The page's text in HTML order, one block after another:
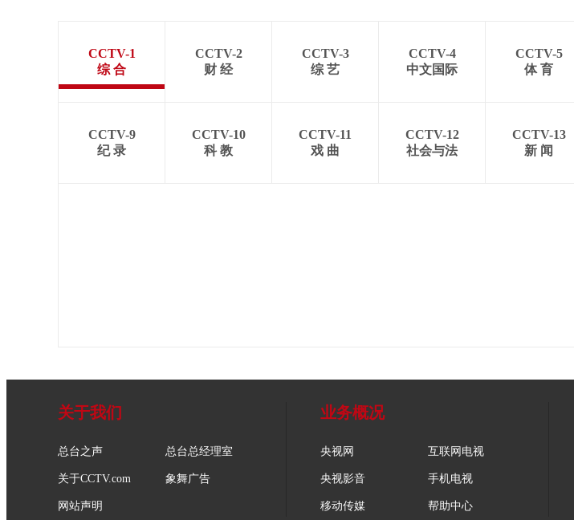
CCTV-1
综 合
CCTV-2
财 经
CCTV-3
综 艺
CCTV-4
中文国际
CCTV-5
体 育
CCTV-9
纪 录
CCTV-10
科 教
CCTV-11
戏 曲
CCTV-12
社会与法
CCTV-13
新 闻
关于我们
总台之声 总台总经理室
关于CCTV.com 象舞广告
网站声明
业务概况
央视网 互联网电视
央视影音 手机电视
移动传媒 帮助中心